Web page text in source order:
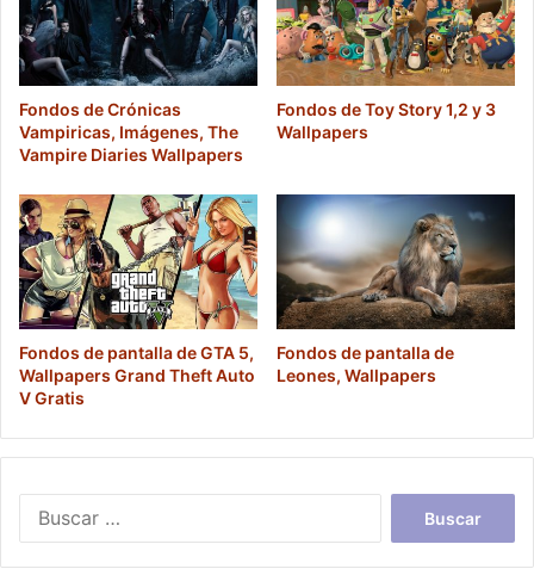
Fondos de Crónicas
Vampiricas, Imágenes, The
Vampire Diaries Wallpapers
Fondos de Toy Story 1,2 y 3
Wallpapers
Fondos de pantalla de GTA 5,
Wallpapers Grand Theft Auto
V Gratis
Fondos de pantalla de
Leones, Wallpapers